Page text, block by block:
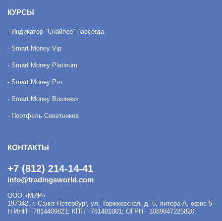
КУРСЫ
- Индикатор "Снайпер" навсегда
- Smart Money Vip
- Smart Money Platinum
- Smart Money Pro
- Smart Money Business
- Портфель Советников
КОНТАКТЫ
+7 (812) 214-14-41
info@tradingsworld.com
ООО «МИР»
197342, г. Санкт-Петербург, ул. Торжковская, д. 5, литера А, офис 5-
Н ИНН - 7814409821; КПП - 781401001; ОГРН - 1089847225820.